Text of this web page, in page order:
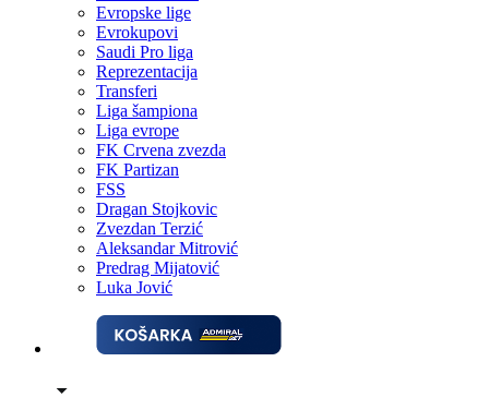
Evropske lige
Evrokupovi
Saudi Pro liga
Reprezentacija
Transferi
Liga šampiona
Liga evrope
FK Crvena zvezda
FK Partizan
FSS
Dragan Stojkovic
Zvezdan Terzić
Aleksandar Mitrović
Predrag Mijatović
Luka Jović